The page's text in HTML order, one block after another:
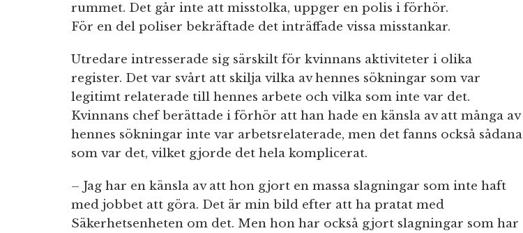
rummet. Det går inte att misstolka, uppger en polis i förhör.
För en del poliser bekräftade det inträffade vissa misstankar.
Utredare intresserade sig särskilt för kvinnans aktiviteter i olika
register. Det var svårt att skilja vilka av hennes sökningar som var
legitimt relaterade till hennes arbete och vilka som inte var det.
Kvinnans chef berättade i förhör att han hade en känsla av att många av
hennes sökningar inte var arbetsrelaterade, men det fanns också sådana
som var det, vilket gjorde det hela komplicerat.
– Jag har en känsla av att hon gjort en massa slagningar som inte haft
med jobbet att göra. Det är min bild efter att ha pratat med
Säkerhetsenheten om det. Men hon har också gjort slagningar som har